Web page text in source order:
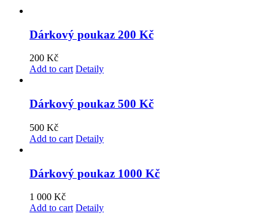
Dárkový poukaz 200 Kč
200 Kč
Add to cart Detaily
Dárkový poukaz 500 Kč
500 Kč
Add to cart Detaily
Dárkový poukaz 1000 Kč
1 000 Kč
Add to cart Detaily